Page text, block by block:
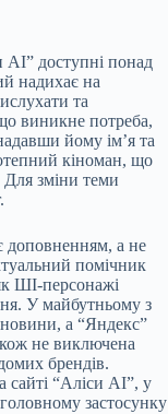
AI” доступні понад
надихає на
та
виникне потреба,
йому ім’я та
кіноман, що
Для зміни теми
доповненням, а не
помічник
ШІ-персонажі
У майбутньому з
а “Яндекс”
не виключена
брендів.
“Аліси AI”, у
застосунку